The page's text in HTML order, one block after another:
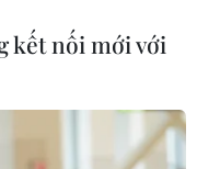
kết nối mới với